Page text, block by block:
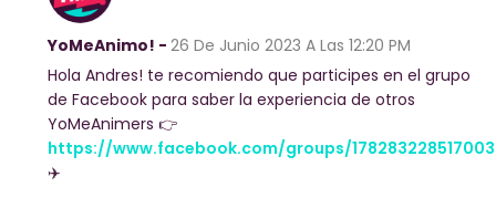
YoMeAnimo! - 26 De Junio 2023 A Las 12:20 PM
Hola Andres! te recomiendo que participes en el grupo
de Facebook para saber la experiencia de otros
YoMeAnimers 👉
https://www.facebook.com/groups/
✈️